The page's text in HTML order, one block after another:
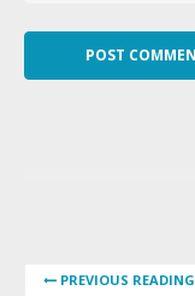
PREVIOUS READING